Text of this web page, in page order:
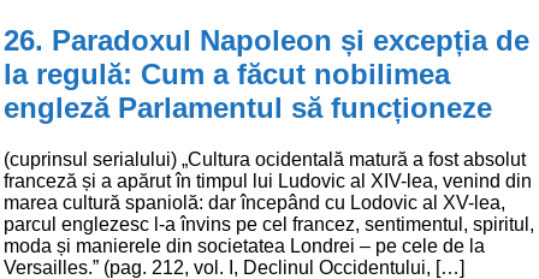
26. Paradoxul Napoleon și excepția de
la regulă: Cum a făcut nobilimea
engleză Parlamentul să funcționeze
(cuprinsul serialului) „Cultura ocidentală matură a fost absolut
franceză și a apărut în timpul lui Ludovic al XIV-lea, venind din
marea cultură spaniolă: dar începând cu Lodovic al XV-lea,
parcul englezesc l-a învins pe cel francez, sentimentul, spiritul,
moda și manierele din societatea Londrei – pe cele de la
Versailles.” (pag. 212, vol. I, Declinul Occidentului, […]